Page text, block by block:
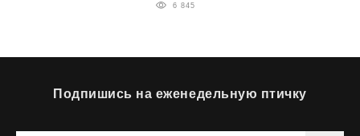
6 845
Подпишись на еженедельную птичку